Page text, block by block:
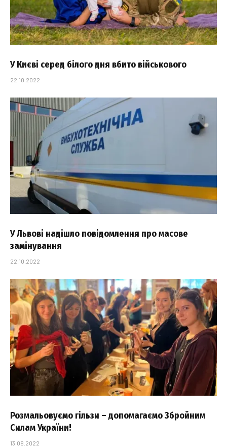
У Києві серед білого дня вбито військового
22.10.2022
У Львові надішло повідомлення про масове
замінування
22.10.2022
Розмальовуємо гільзи – допомагаємо Збройним
Силам України!
13.08.2022